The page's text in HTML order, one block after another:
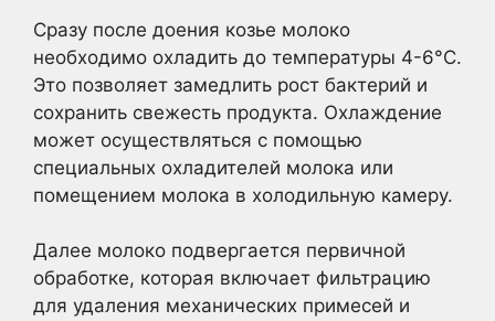
Сразу после доения козье молоко
необходимо охладить до температуры 4-6°C.
Это позволяет замедлить рост бактерий и
сохранить свежесть продукта. Охлаждение
может осуществляться с помощью
специальных охладителей молока или
помещением молока в холодильную камеру.
Далее молоко подвергается первичной
обработке, которая включает фильтрацию
для удаления механических примесей и